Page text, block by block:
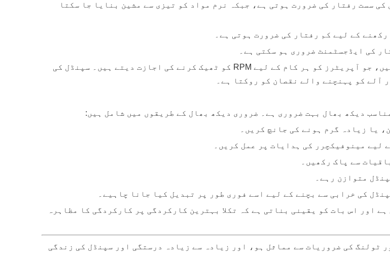
سست رفتار کی ضرورت ہوتی ہے، جبکہ نرم مواد کو تیزی سے مشین بنایا جا سکتا
کے لیے کم رفتار کی ضرورت ہوتی ہے۔
کی ایڈجسٹمنٹ ضروری ہو سکتی ہے۔
جدید سی این سی مشینوں میں اکثر متغیر رفتار سپنڈلز ہوتے ہیں، جو آپریٹرز کو ہر کام کے لیے RPM کو ٹھیک کرنے کی اجازت دیتے ہیں۔ سپنڈل کی
آلے کو پہنچنے والے نقصان کو روکتا ہے۔
دیکھ بھال بہت ضروری ہے۔ ضروری دیکھ بھال کے طریقوں میں شامل ہیں:
یا زیادہ گرم ہونے کی جانچ کریں۔
لیے مینوفیکچرر کی ہدایات پر عمل کریں۔
سے پاک رکھیں۔
متوازن رہے۔
کی خرابی سے بچنے کے لیے اسے فوری طور پر تبدیل کیا جانا چاہیے۔
اور اس بات کو یقینی بناتی ہے کہ تکلا بہترین کارکردگی پر کارکردگی کا مظاہرہ
ٹولنگ کی ضروریات سے مماثل ہو، اور زیادہ سے زیادہ درستگی اور سپنڈل کی زندگی